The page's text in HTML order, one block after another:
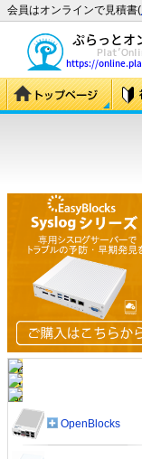
会員はオンラインで見積書(
OpenBlocks